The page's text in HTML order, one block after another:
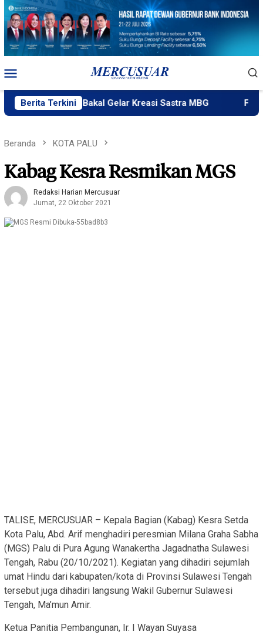
Loncat
konten
Mobile
Berita Terkini
Ngataku Bakal Gelar Kreasi Sastra MBG Fatek
Beranda KOTA PALU
Kabag Kesra Resmikan MGS
Redaksi Harian Mercusuar
Jumat, 22 Oktober 2021
TALISE, MERCUSUAR – Kepala Bagian (Kabag) Kesra Setda
Kota Palu, Abd. Arif menghadiri peresmian Milana Graha Sabha
(MGS) Palu di Pura Agung Wanakertha Jagadnatha Sulawesi
Tengah, Rabu (20/10/2021). Kegiatan yang dihadiri sejumlah
umat Hindu dari kabupaten/kota di Provinsi Sulawesi Tengah
tersebut juga dihadiri langsung Wakil Gubernur Sulawesi
Tengah, Ma’mun Amir.
Ketua Panitia Pembangunan, Ir. I Wayan Suyasa